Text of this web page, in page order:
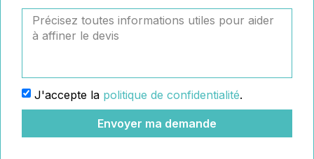
J'accepte la politique de confidentialité.
Envoyer ma demande